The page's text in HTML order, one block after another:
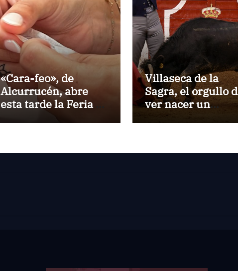
«Cara-feo», de
Alcurrucén, abre
esta tarde la Feria de
Villaseca de la
Sagra, el orgullo
ver nacer un
torero:Gorka